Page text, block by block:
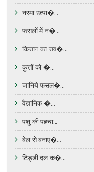
नरमा उत्पा�...
फसलों में न�...
किसान का सव�...
कुत्तों को �...
जानिये फसल�...
वैज्ञानिक �...
पशु की पहचा...
बेल से बनाए�...
टिड्डी दल क�...